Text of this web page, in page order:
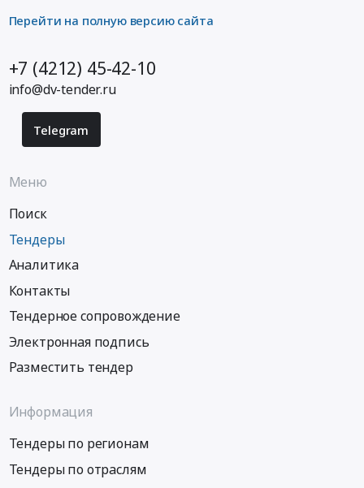
Перейти на полную версию сайта
+7 (4212) 45-42-10
info@dv-tender.ru
Telegram
Меню
Поиск
Тендеры
Аналитика
Контакты
Тендерное сопровождение
Электронная подпись
Разместить тендер
Информация
Тендеры по регионам
Тендеры по отраслям